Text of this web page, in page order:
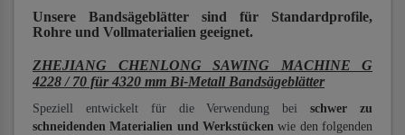
Unsere Bandsägeblätter sind für Standardprofile,
Rohre und Vollmaterialien geeignet.
ZHEJIANG CHENLONG SAWING MACHINE G
4228 / 70 für 4320 mm Bi-Metall Bandsägeblätter
Speziell entwickelt für die Verwendung beischwer zu
schneidenden Materialien und Werkstücken wie den folgenden